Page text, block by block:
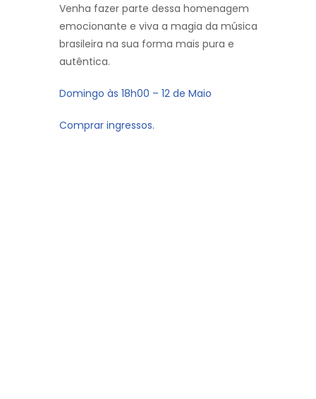
Venha fazer parte dessa homenagem
emocionante e viva a magia da música
brasileira na sua forma mais pura e
autêntica.
Domingo às 18h00 – 12 de Maio
Comprar ingressos.